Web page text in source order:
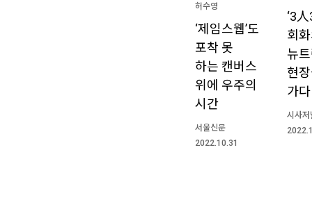
허수영
‘제임스웹’도
포착 못
하는 캔버스
위에 우주의
시간
서울신문
2022.10.31
‘3人
회
뉴
현
가다
시사저